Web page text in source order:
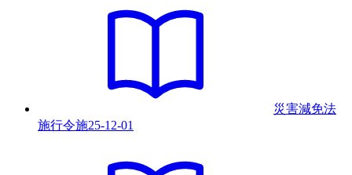
災害減免法
施行令施25-12-01